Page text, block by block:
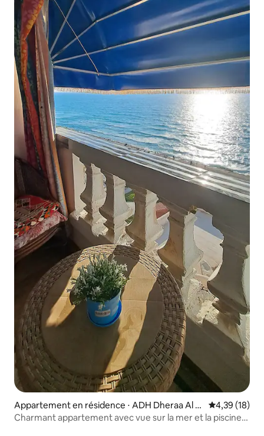
Appartement en résidence ⋅ ADH Dheraa Al B
ahri
Évaluation
4,39 (18)
Charmant appartement avec vue sur la mer et la piscine